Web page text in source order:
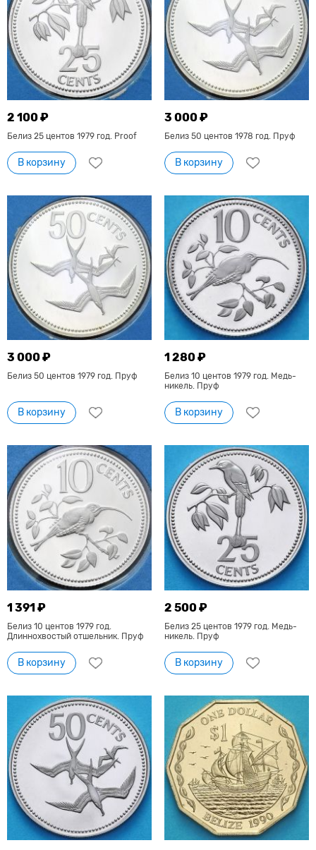
2 100 ₽
Белиз 25 центов 1979 год. Proof
В корзину
3 000 ₽
Белиз 50 центов 1978 год. Пруф
В корзину
3 000 ₽
Белиз 50 центов 1979 год. Пруф
В корзину
1 280 ₽
Белиз 10 центов 1979 год. Медь-
никель. Пруф
В корзину
1 391 ₽
Белиз 10 центов 1979 год.
Длиннохвостый отшельник. Пруф
В корзину
2 500 ₽
Белиз 25 центов 1979 год. Медь-
никель. Пруф
В корзину